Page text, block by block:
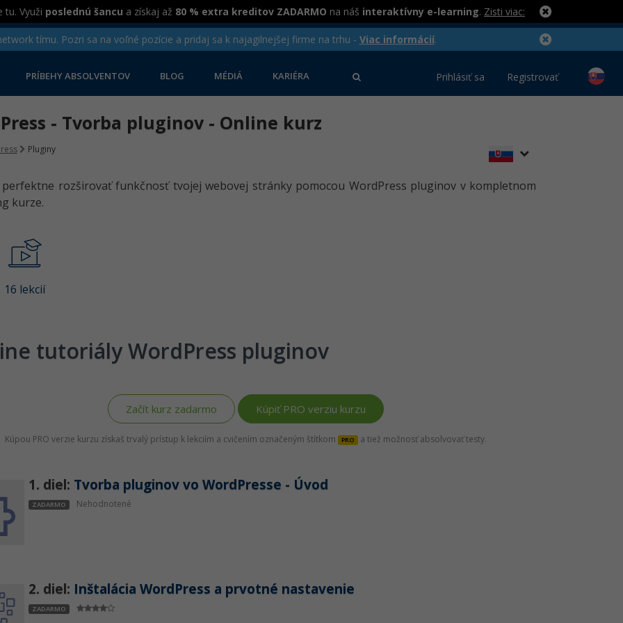
Využi poslednú šancu a získaj až 80 % extra kreditov ZADARMO na náš interaktívny e-learning. Zisti viac:
tímu. Pozri sa na voľné pozície a pridaj sa k najagilnejšej firme na trhu - Viac informácií.
PRÍBEHY ABSOLVENTOV BLOG MÉDIÁ KARIÉRA Prihlásiť sa Registrovať
- Tvorba pluginov - Online kurz
Pluginy
rozširovať funkčnosť tvojej webovej stránky pomocou WordPress pluginov v kompletnom
kurze.
16 lekcií
tutoriály WordPress pluginov
Začít kurz zadarmo Kúpiť PRO verziu kurzu
Kúpou PRO verzie kurzu získaš trvalý prístup k lekciím a cvičením označeným štítkom PRO a tiež možnosť absolvovať testy.
1. diel: Tvorba pluginov vo WordPresse - Úvod
ZADARMO Nehodnotené
2. diel: Inštalácia WordPress a prvotné nastavenie
ZADARMO